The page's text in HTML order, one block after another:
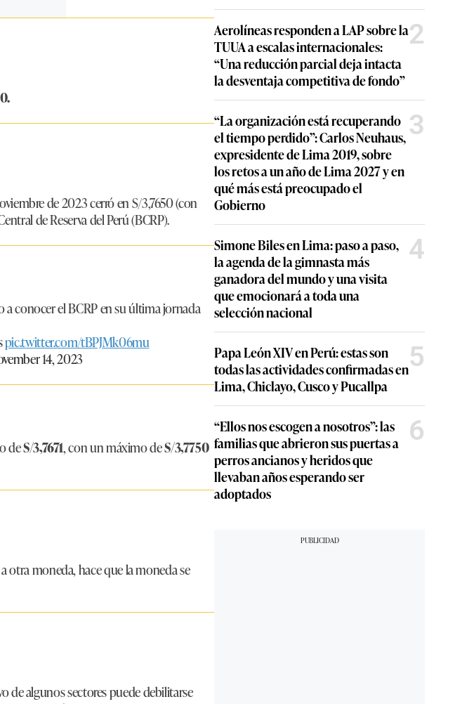
de 2023 cerró en S/3,7650 (con
de Reserva del Perú (BCRP).
conocer el BCRP en su última jornada
pic.twitter.com/tBPJMk06mu
14, 2023
deS/3,7671, con un máximo deS/3,7750
otra moneda, hace que la moneda se
de algunos sectores puede debilitarse
Aerolíneas responden a LAP sobre la
TUUA a escalas internacionales:
“Una reducción parcial deja intacta
la desventaja competitiva de fondo”
2
“La organización está recuperando
el tiempo perdido”: Carlos Neuhaus,
expresidente de Lima 2019, sobre
los retos a un año de Lima 2027 y en
qué más está preocupado el
Gobierno
3
Simone Biles en Lima: paso a paso,
la agenda de la gimnasta más
ganadora del mundo y una visita
que emocionará a toda una
selección nacional
4
Papa León XIV en Perú: estas son
todas las actividades confirmadas en
Lima, Chiclayo, Cusco y Pucallpa
5
“Ellos nos escogen a nosotros”: las
familias que abrieron sus puertas a
perros ancianos y heridos que
llevaban años esperando ser
adoptados
6